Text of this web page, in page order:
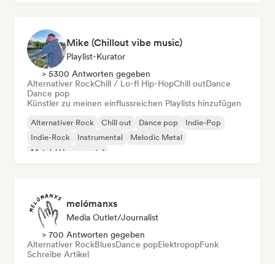
Mike (Chillout vibe music)
Playlist-Kurator
> 5300 Antworten gegeben
Alternativer RockChill / Lo-fi Hip-HopChill outDance
Dance pop
Künstler zu meinen einflussreichen Playlists hinzufügen
Alternativer Rock Chill out Dance pop
Indie-Pop
Indie-Rock
Instrumental
Melodic Metal
Metal / Heavy metal
melómanxs
Media Outlet/Journalist
> 700 Antworten gegeben
Alternativer RockBluesDance popElektropopFunk
Schreibe Artikel